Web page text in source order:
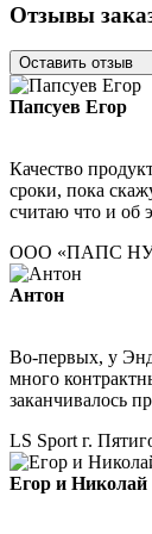
Отзывы
Оставить отзыв
Папсуев Егор
Качество
сроки, пока
считаю что и об
ООО «ПАПС
Антон
Во-первых, у
много
заканчивалось
LS Sport г.
Егор и Николай